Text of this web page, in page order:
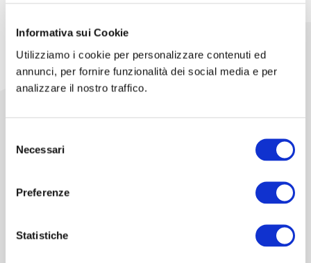
Informativa sui Cookie
Utilizziamo i cookie per personalizzare contenuti ed
annunci, per fornire funzionalità dei social media e per
analizzare il nostro traffico.
delNecessari
Preferenze
Statistiche
新挑战
每一个正确的灵感，并能够负责任地提供创新产
高，Herniamesh® 与时俱进，注重效率和效益、灵
对科学界的关注与合作是我们价值观的一部分。